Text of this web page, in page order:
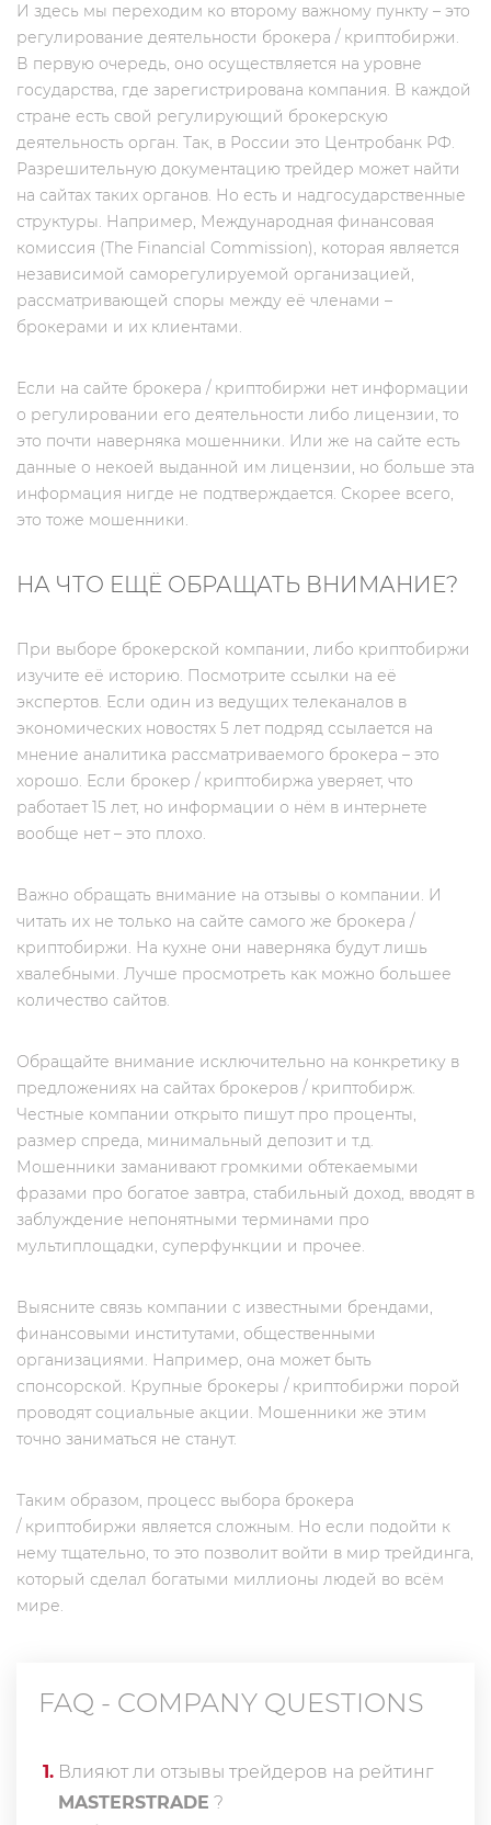
И здесь мы переходим ко второму важному пункту – это
регулирование деятельности брокера / криптобиржи.
В первую очередь, оно осуществляется на уровне
государства, где зарегистрирована компания. В каждой
стране есть свой регулирующий брокерскую
деятельность орган. Так, в России это Центробанк РФ.
Разрешительную документацию трейдер может найти
на сайтах таких органов. Но есть и надгосударственные
структуры. Например, Международная финансовая
комиссия (The Financial Commission), которая является
независимой саморегулируемой организацией,
рассматривающей споры между её членами –
брокерами и их клиентами.
Если на сайте брокера / криптобиржи нет информации
о регулировании его деятельности либо лицензии, то
это почти наверняка мошенники. Или же на сайте есть
данные о некоей выданной им лицензии, но больше эта
информация нигде не подтверждается. Скорее всего,
это тоже мошенники.
НА ЧТО ЕЩЁ ОБРАЩАТЬ ВНИМАНИЕ?
При выборе брокерской компании, либо криптобиржи
изучите её историю. Посмотрите ссылки на её
экспертов. Если один из ведущих телеканалов в
экономических новостях 5 лет подряд ссылается на
мнение аналитика рассматриваемого брокера – это
хорошо. Если брокер / криптобиржа уверяет, что
работает 15 лет, но информации о нём в интернете
вообще нет – это плохо.
Важно обращать внимание на отзывы о компании. И
читать их не только на сайте самого же брокера /
криптобиржи. На кухне они наверняка будут лишь
хвалебными. Лучше просмотреть как можно большее
количество сайтов.
Обращайте внимание исключительно на конкретику в
предложениях на сайтах брокеров / криптобирж.
Честные компании открыто пишут про проценты,
размер спреда, минимальный депозит и т.д.
Мошенники заманивают громкими обтекаемыми
фразами про богатое завтра, стабильный доход, вводят в
заблуждение непонятными терминами про
мультиплощадки, суперфункции и прочее.
Выясните связь компании с известными брендами,
финансовыми институтами, общественными
организациями. Например, она может быть
спонсорской. Крупные брокеры / криптобиржи порой
проводят социальные акции. Мошенники же этим
точно заниматься не станут.
Таким образом, процесс выбора брокера
/ криптобиржи является сложным. Но если подойти к
нему тщательно, то это позволит войти в мир трейдинга,
который сделал богатыми миллионы людей во всём
мире.
FAQ - COMPANY QUESTIONS
1. Влияют ли отзывы трейдеров на рейтинг
MASTERSTRADE ?